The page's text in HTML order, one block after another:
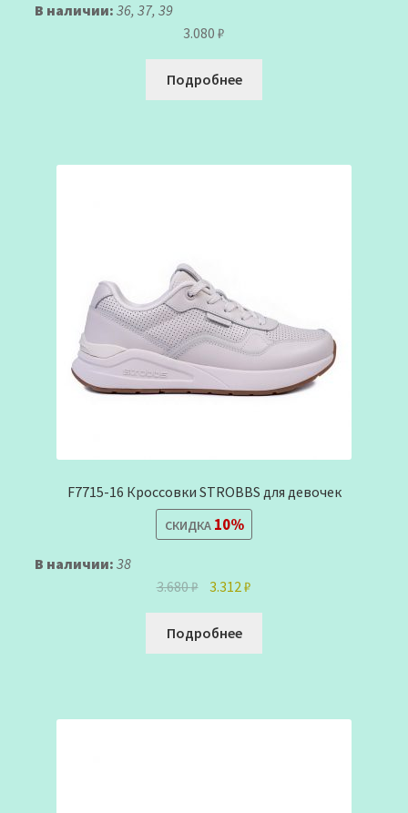
В наличии: 36, 37, 39
3.080 ₽
Подробнее
F7715-16 Кроссовки STROBBS для девочек
СКИДКА10%
В наличии: 38
3.680₽ Первоначальная
цена
составляла
3.680 ₽.
3.312₽
цена:
Подробнее